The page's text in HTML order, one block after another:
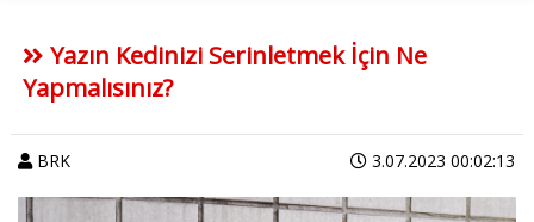
Yazın Kedinizi Serinletmek İçin Ne
Yapmalısınız?
BRK 3.07.2023 00:02:13